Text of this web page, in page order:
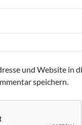
und Website in
speichern.